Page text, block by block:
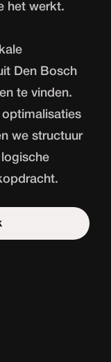
het werkt.
Den Bosch
te vinden.
we structuur